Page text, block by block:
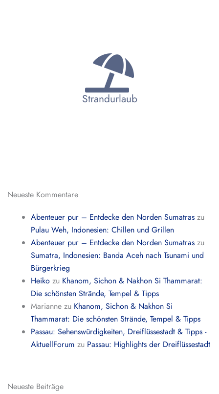
Strandurlaub
Neueste Kommentare
Abenteuer pur – Entdecke den Norden Sumatras zu
Pulau Weh, Indonesien: Chillen und Grillen
Abenteuer pur – Entdecke den Norden Sumatras zu
Sumatra, Indonesien: Banda Aceh nach Tsunami und
Bürgerkrieg
Heiko zu Khanom, Sichon & Nakhon Si Thammarat:
Die schönsten Strände, Tempel & Tipps
Marianne zu Khanom, Sichon & Nakhon Si
Thammarat: Die schönsten Strände, Tempel & Tipps
Passau: Sehenswürdigkeiten, Dreiflüssestadt & Tipps -
AktuellForum zu Passau: Highlights der Dreiflüssestadt
Neueste Beiträge